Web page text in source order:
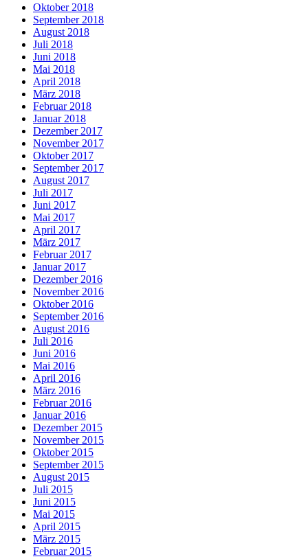
Oktober 2018
September 2018
August 2018
Juli 2018
Juni 2018
Mai 2018
April 2018
März 2018
Februar 2018
Januar 2018
Dezember 2017
November 2017
Oktober 2017
September 2017
August 2017
Juli 2017
Juni 2017
Mai 2017
April 2017
März 2017
Februar 2017
Januar 2017
Dezember 2016
November 2016
Oktober 2016
September 2016
August 2016
Juli 2016
Juni 2016
Mai 2016
April 2016
März 2016
Februar 2016
Januar 2016
Dezember 2015
November 2015
Oktober 2015
September 2015
August 2015
Juli 2015
Juni 2015
Mai 2015
April 2015
März 2015
Februar 2015